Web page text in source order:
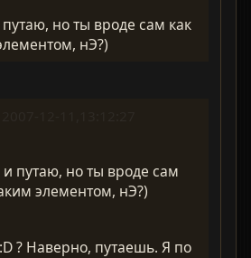
но ты вроде сам как
нЭ?)
путаю, но ты вроде сам
элементом, нЭ?)
? Наверно, путаешь. Я по